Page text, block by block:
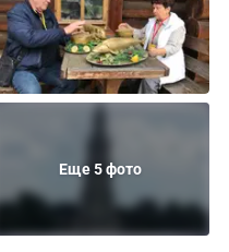
Еще 5 фото